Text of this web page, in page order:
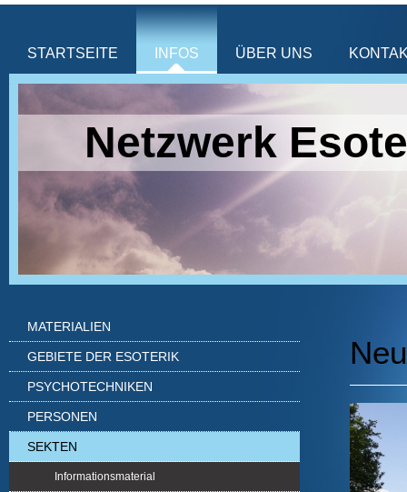
STARTSEITE INFOS ÜBER UNS
Netzwerk
MATERIALIEN
GEBIETE DER ESOTERIK
PSYCHOTECHNIKEN
PERSONEN
SEKTEN
Informationsmaterial